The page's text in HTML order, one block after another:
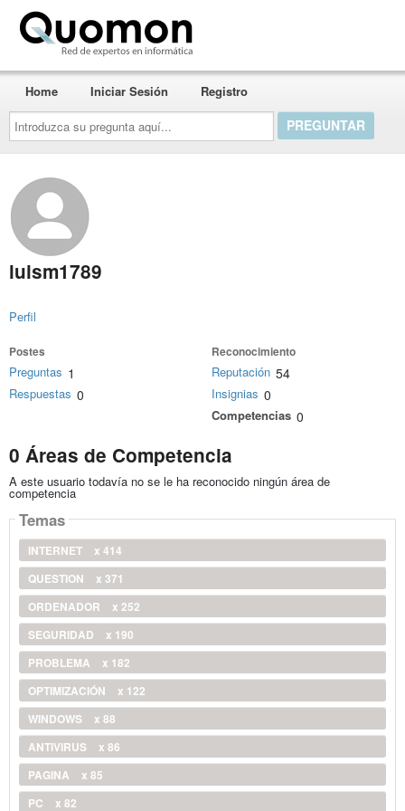
Introduzca
su
pregunta
aquí...
Home Iniciar Sesión Registro
luism1789
Perfil
Postes
Preguntas 1
Respuestas 0
Reconocimiento
Reputación 54
Insignias 0
Competencias 0
0 Áreas de Competencia
A este usuario todavía no se le ha reconocido ningún área de
competencia
Temas
INTERNET
x 414
QUESTION
x 371
ORDENADOR
x 252
SEGURIDAD
x 190
PROBLEMA
x 182
OPTIMIZACIÓN
x 122
WINDOWS
x 88
ANTIVIRUS
x 86
PAGINA
x 85
PC
x 82